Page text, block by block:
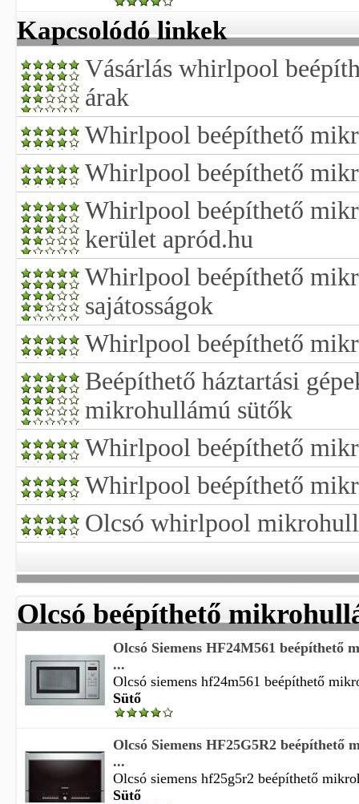
Kapcsolódó linkek
Vásárlás whirlpool
árak
Whirlpool beépíthető
Whirlpool beépíthető
Whirlpool beépíthető
kerület apród.hu
Whirlpool beépíthető
sajátosságok
Whirlpool beépíthető
Beépíthető háztartási
mikrohullámú sütők
Whirlpool beépíthető
Whirlpool beépíthető
Olcsó whirlpool
Olcsó beépíthető
Olcsó Siemens HF24M561 beépíthető
...
Olcsó siemens hf24m561 beépíthető
Sütő
Olcsó Siemens HF25G5R2 beépíthető
...
Olcsó siemens hf25g5r2 beépíthető
Sütő